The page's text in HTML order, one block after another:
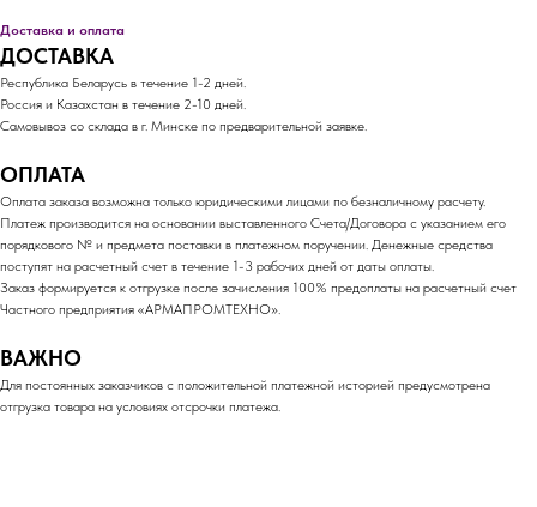
Доставка и оплата
ДОСТАВКА
Республика Беларусь в течение 1-2 дней.
Россия и Казахстан в течение 2-10 дней.
Самовывоз со склада в г. Минске по предварительной заявке.
ОПЛАТА
Оплата заказа возможна только юридическими лицами по безналичному расчету.
Платеж производится на основании выставленного Счета/Договора с указанием его
порядкового № и предмета поставки в платежном поручении. Денежные средства
поступят на расчетный счет в течение 1-3 рабочих дней от даты оплаты.
Заказ формируется к отгрузке после зачисления 100% предоплаты на расчетный счет
Частного предприятия «АРМАПРОМТЕХНО».
ВАЖНО
Для постоянных заказчиков с положительной платежной историей предусмотрена
отгрузка товара на условиях отсрочки платежа.